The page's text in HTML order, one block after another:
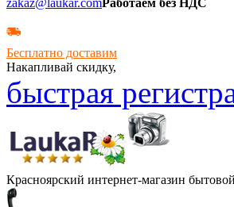
zakaz@laukar.comРаботаем без НДС
Бесплатно доставим
Накапливай скидку,
быстрая
Красноярский интернет-магазин